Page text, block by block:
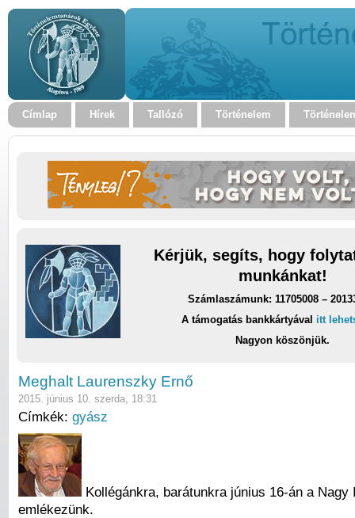
Címlap Hírek Tallózó Történelem
Kérjük, segíts, hogy
munkánkat!
Számlaszámunk: 11705008 –
A támogatás bankkártyával itt
Nagyon köszönjük.
Meghalt Laurenszky Ernő
2015. június 10. szerda, 18:31
Címkék: gyász
Kollégánkra, barátunkra június 16-án a Nagy
emlékezünk.